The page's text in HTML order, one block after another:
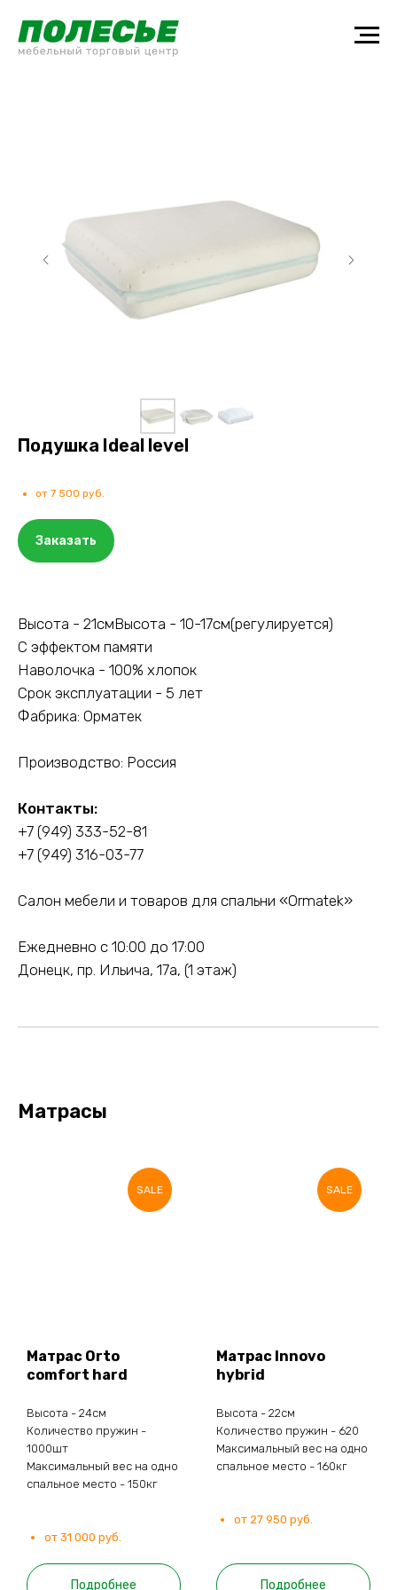
Подушка Ideal level
от 7 500 руб.
Заказать
Высота - 21смВысота - 10-17см(регулируется)
С эффектом памяти
Наволочка - 100% хлопок
Срок эксплуатации - 5 лет
Фабрика: Орматек
Производство: Россия
Контакты:
+7 (949) 333-52-81
+7 (949) 316-03-77
Салон мебели и товаров для спальни «Ormatek»
Ежедневно с 10:00 до 17:00
Донецк, пр. Ильича, 17а, (1 этаж)
Матрасы
SALE
Матрас Orto
comfort hard
Высота - 24см
Количество пружин -
1000шт
Максимальный вес на одно
спальное место - 150кг
от 31 000 руб.
Подробнее
SALE
Матрас Innovo
hybrid
Высота - 22см
Количество пружин - 620
Максимальный вес на одно
спальное место - 160кг
от 27 950 руб.
Подробнее